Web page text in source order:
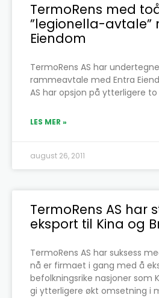
TermoRens med
”legionella-avtale”
Eiendom
TermoRens AS har
rammeavtale med Entra
AS har opsjon på ytterligere to
LES MER »
august 26, 2011
TermoRens AS har
eksport til Kina og
TermoRens AS har suksess
nå er firmaet i gang med å
befolkningsrike nasjoner som
gi ytterligere økt omsetning i